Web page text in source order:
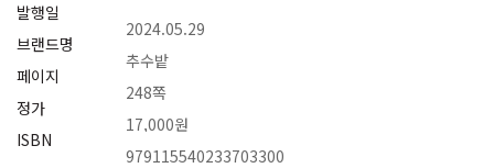
발행일
브랜드명
페이지
정가
ISBN
2024.05.29
추수밭
248쪽
17,000원
979115540233703300